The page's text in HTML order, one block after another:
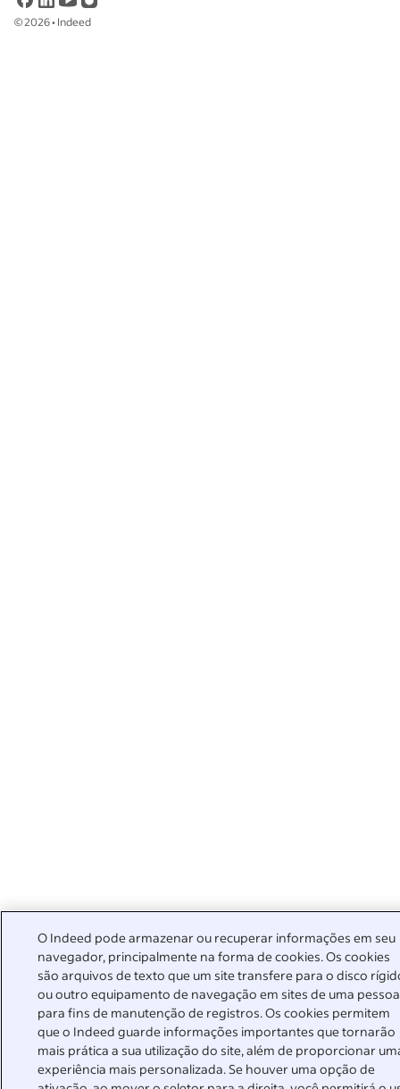
O Indeed pode armazenar ou recuperar informações em seu
navegador, principalmente na forma de cookies. Os cookies
são arquivos de texto que um site transfere para o disco
ou outro equipamento de navegação em sites de uma pessoa
para fins de manutenção de registros. Os cookies permitem
que o Indeed guarde informações importantes que tornarão
mais prática a sua utilização do site, além de proporcionar
experiência mais personalizada. Se houver uma opção de
©2026• Indeed